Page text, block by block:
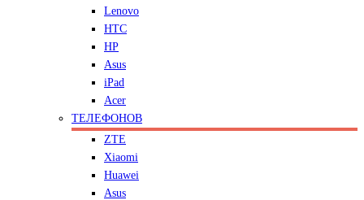
Lenovo
HTC
HP
Asus
iPad
Acer
ТЕЛЕФОНОВ
ZTE
Xiaomi
Huawei
Asus